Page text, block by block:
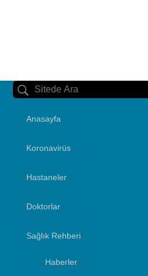
Anasayfa
Koronavirüs
Hastaneler
Doktorlar
Sağlık Rehberi
Haberler